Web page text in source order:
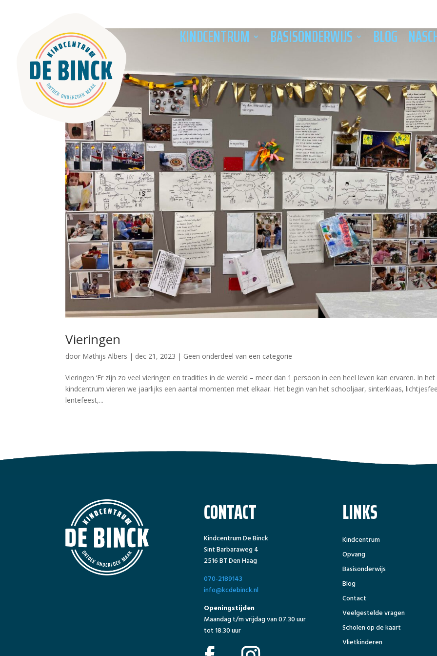
KINDCENTRUM BASISONDERWIJS BLOG
Vieringen
door Mathijs Albers | dec 21, 2023 | Geen onderdeel van een categorie
Vieringen ‘Er zijn zo veel vieringen en tradities in de wereld – meer dan 1 persoon in een heel leven kan ervaren. In het
kindcentrum vieren we jaarlijks een aantal momenten met elkaar. Het begin van het schooljaar, sinterklaas,
lentefeest,...
CONTACT
Kindcentrum De Binck
Sint Barbaraweg 4
2516 BT Den Haag
070-2189143
info@kcdebinck.nl
Openingstijden
Maandag t/m vrijdag van 07.30 uur
tot 18.30 uur
LINKS
Kindcentrum
Opvang
Basisonderwijs
Blog
Contact
Veelgestelde vragen
Scholen op de kaart
Vlietkinderen